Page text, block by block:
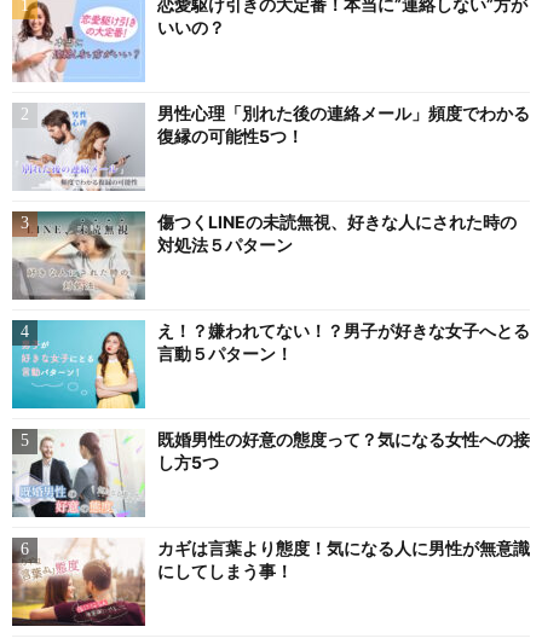
いいの？
男性心理「別れた後の連絡メール」頻度でわかる
復縁の可能性5つ！
傷つくLINEの未読無視、好きな人にされた時の
対処法５パターン
え！？嫌われてない！？男子が好きな女子へとる
言動５パターン！
既婚男性の好意の態度って？気になる女性への接
し方5つ
カギは言葉より態度！気になる人に男性が無意識
にしてしまう事！